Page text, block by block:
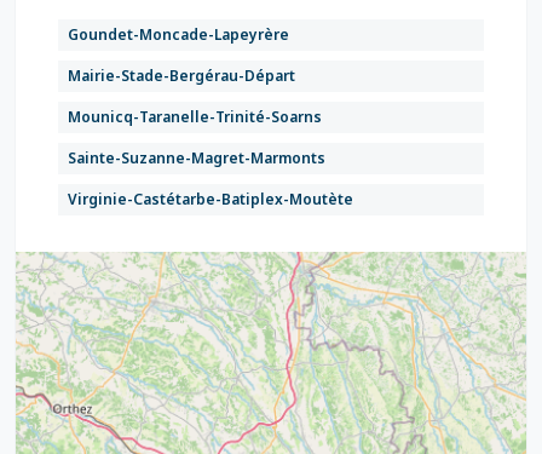
Goundet-Moncade-Lapeyrère
Mairie-Stade-Bergérau-Départ
Mounicq-Taranelle-Trinité-Soarns
Sainte-Suzanne-Magret-Marmonts
Virginie-Castétarbe-Batiplex-Moutète